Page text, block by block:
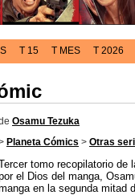
T 15 T MES T 2026
Osamu Tezuka
Planeta Cómics > Otras
tomo recopilatorio de
el Dios del manga,
en la segunda mitad